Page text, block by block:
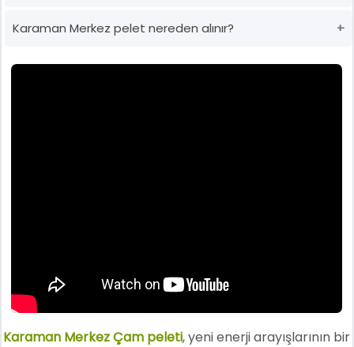
Karaman Merkez pelet nereden alınır?
Karaman Merkez Çam peleti, yeni enerji arayışlarının bir